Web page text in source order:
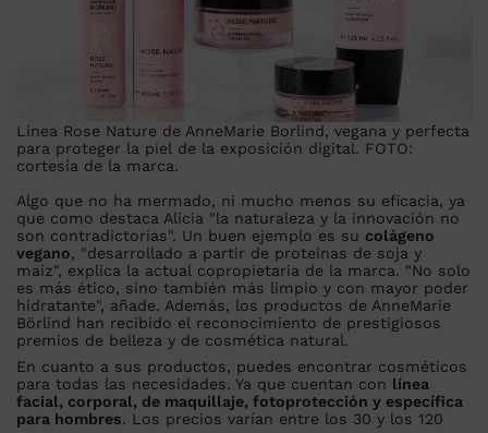
Línea Rose Nature de AnneMarie Borlind, vegana y perfecta
para proteger la piel de la exposición digital. FOTO:
cortesía de la marca.
Algo que no ha mermado, ni mucho menos su eficacia, ya
que como destaca Alicia "la naturaleza y la innovación no
son contradictorias". Un buen ejemplo es su colágeno
vegano, "desarrollado a partir de proteínas de soja y
maíz", explica la actual copropietaria de la marca. "No solo
es más ético, sino también más limpio y con mayor poder
hidratante", añade. Además, los productos de AnneMarie
Börlind han recibido el reconocimiento de prestigiosos
premios de belleza y de cosmética natural.
En cuanto a sus productos, puedes encontrar cosméticos
para todas las necesidades. Ya que cuentan con línea
facial, corporal, de maquillaje, fotoprotección y específica
para hombres. Los precios varían entre los 30 y los 120